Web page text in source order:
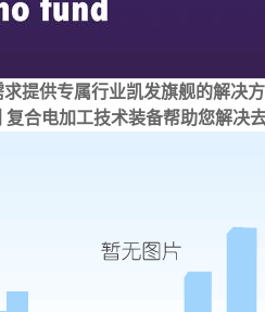
求提供专属行业凯发旗舰的解决
复合电加工技术装备帮助您解决